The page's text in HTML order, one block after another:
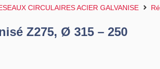
CIRCULAIRES ACIER GALVANISE
Z275, Ø 315 – 250